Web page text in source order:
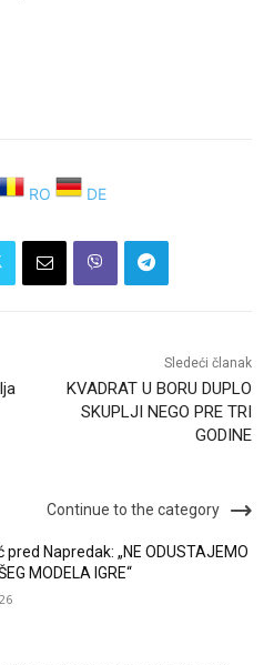
RO DE
Sledeći članak
KVADRAT U BORU DUPLO
SKUPLJI NEGO PRE TRI
GODINE
Continue to the category
pred Napredak: „NE ODUSTAJEMO
MODELA IGRE“